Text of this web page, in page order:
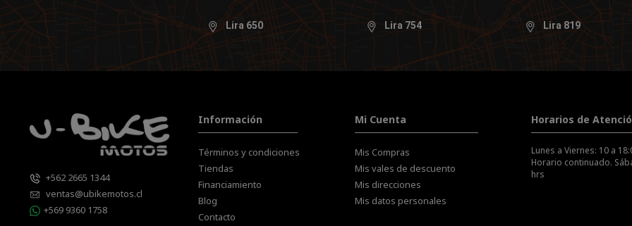
Lira 650 Lira 754 Lira 819
+562 2665 1344
ventas@ubikemotos.cl
+569 9360 1758
Información
Términos y condiciones
Tiendas
Financiamiento
Blog
Contacto
Mi Cuenta
Mis Compras
Mis vales de descuento
Mis direcciones
Mis datos personales
Horarios de
Lunes a Viernes: 10 a
Horario continuado.
hrs